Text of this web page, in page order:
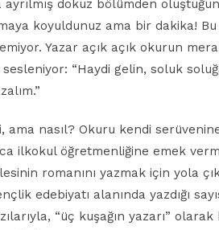
dokuz bölümden
koyuldunuz ama bir dakika!
Yazar açık açık okurun
“Haydi gelin, soluk
ama nasıl? Okuru kendi
ilkokul öğretmenliğine emek
romanını yazmak için yola
edebiyatı alanında yazdığı
“üç kuşağın yazarı”